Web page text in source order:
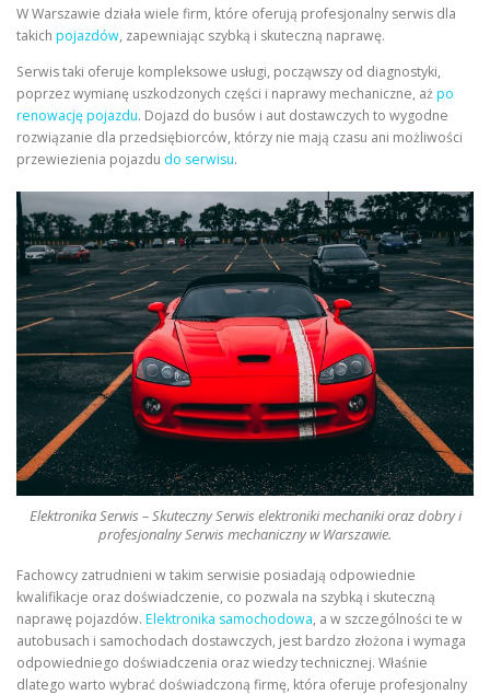
W Warszawie działa wiele firm, które oferują profesjonalny serwis dla
takich pojazdów, zapewniając szybką i skuteczną naprawę.
Serwis taki oferuje kompleksowe usługi, począwszy od diagnostyki,
poprzez wymianę uszkodzonych części i naprawy mechaniczne, ażpo
renowację pojazdu. Dojazd do busów i aut dostawczych to wygodne
rozwiązanie dla przedsiębiorców, którzy nie mają czasu ani możliwości
przewiezienia pojazdu do serwisu.
Elektronika Serwis – Skuteczny Serwis elektroniki mechaniki oraz dobry i
profesjonalny Serwis mechaniczny w Warszawie.
Fachowcy zatrudnieni w takim serwisie posiadają odpowiednie
kwalifikacje oraz doświadczenie, co pozwala na szybką i skuteczną
naprawę pojazdów. Elektronika samochodowa, a w szczególności te w
autobusach i samochodach dostawczych, jest bardzo złożona i wymaga
odpowiedniego doświadczenia oraz wiedzy technicznej. Właśnie
dlatego warto wybrać doświadczoną firmę, która oferuje profesjonalny